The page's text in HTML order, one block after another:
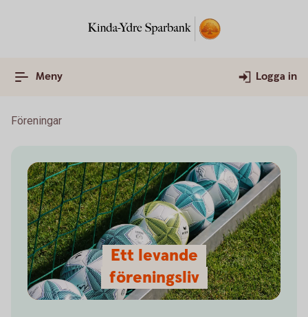
Meny Logga in
Föreningar
Ett levande
föreningsliv